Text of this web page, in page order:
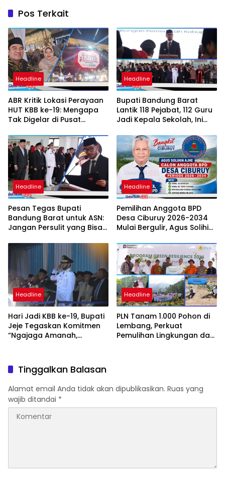
Pos Terkait
Headline
ABR Kritik Lokasi Perayaan
HUT KBB ke-19: Mengapa
Tak Digelar di Pusat
Headline
Bupati Bandung Barat
Lantik 118 Pejabat, 112 Guru
Jadi Kepala Sekolah, Ini
Barunya
Headline
Pesan Tegas Bupati
Bandung Barat untuk ASN:
Jangan Persulit yang Bisa
Headline
Pemilihan Anggota BPD
Desa Ciburuy 2026-2034
Mulai Bergulir, Agus Solihin
Visi “Ciburuy Merata, Adil
Diawasi BPD”
Headline
Hari Jadi KBB ke-19, Bupati
Jeje Tegaskan Komitmen
“Ngajaga Amanah,
Headline
PLN Tanam 1.000 Pohon di
Lembang, Perkuat
Pemulihan Lingkungan dan
Tinggalkan Balasan
Alamat email Anda tidak akan dipublikasikan. Ruas yang
wajib ditandai *